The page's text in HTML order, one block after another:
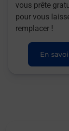
vous prête
pour vous
remplacer !
En